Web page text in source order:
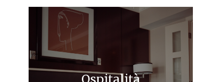
formaggi friulani